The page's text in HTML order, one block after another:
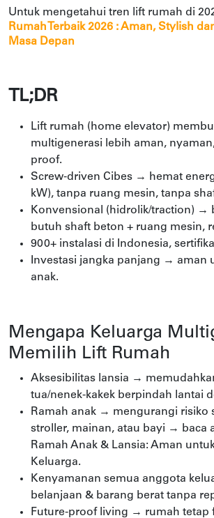
Untuk mengetahui tren lift rumah di
Rumah Terbaik 2026 : Aman, Stylish
Masa Depan
TL;DR
Lift rumah (home elevator)
multigenerasi lebih aman,
proof.
Screw-driven Cibes → hemat
kW), tanpa ruang mesin, tanpa
Konvensional (hidrolik/traction) →
butuh shaft beton + ruang mesin,
900+ instalasi di Indonesia,
Investasi jangka panjang → aman
anak.
Mengapa Keluarga
Memilih Lift Rumah
Aksesibilitas lansia →
tua/nenek-kakek berpindah lantai
Ramah anak → mengurangi risiko
stroller, mainan, atau bayi → baca
Ramah Anak & Lansia: Aman
Keluarga.
Kenyamanan semua anggota
belanjaan & barang berat tanpa
Future-proof living → rumah tetap